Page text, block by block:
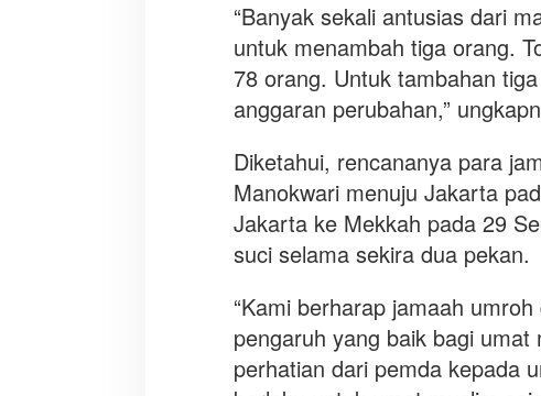
“Banyak sekali antusias dari
untuk menambah tiga orang.
78 orang. Untuk tambahan
anggaran perubahan,”
Diketahui, rencananya para
Manokwari menuju Jakarta
Jakarta ke Mekkah pada 29
suci selama sekira dua pekan.
“Kami berharap jamaah
pengaruh yang baik bagi
perhatian dari pemda kepada